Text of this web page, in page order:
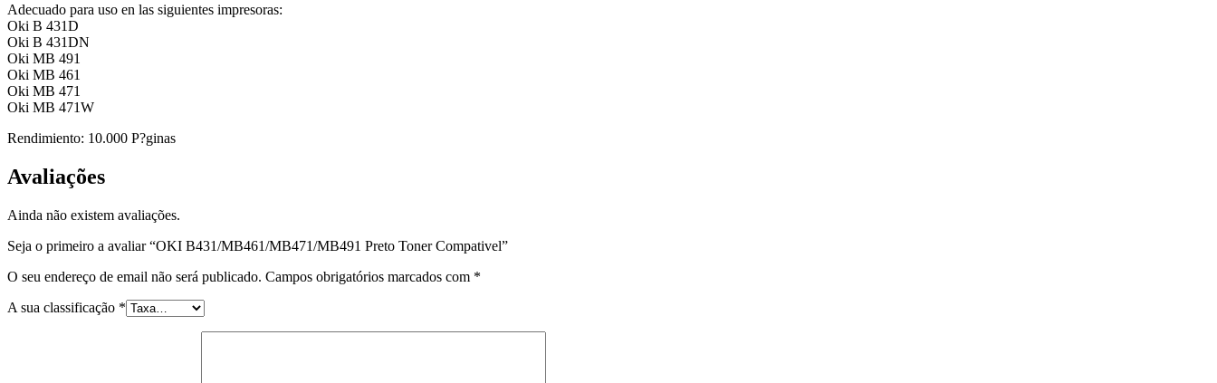
Adecuado para uso en las siguientes impresoras:
Oki B 431D
Oki B 431DN
Oki MB 491
Oki MB 461
Oki MB 471
Oki MB 471W
Rendimiento: 10.000 P?ginas
Avaliações
Ainda não existem avaliações.
Seja o primeiro a avaliar “OKI B431/MB461/MB471/MB491 Preto Toner Compativel”
O seu endereço de email não será publicado. Campos obrigatórios marcados com *
A sua classificação *